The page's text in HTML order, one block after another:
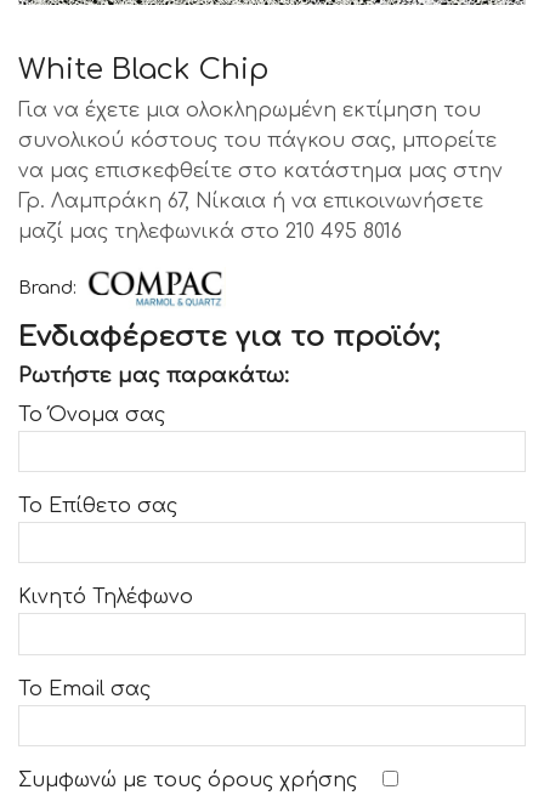
White Black Chip
Για να έχετε μια ολοκληρωμένη εκτίμηση του
συνολικού κόστους του πάγκου σας, μπορείτε
να μας επισκεφθείτε στο κατάστημα μας στην
Γρ. Λαμπράκη 67, Νίκαια ή να επικοινωνήσετε
μαζί μας τηλεφωνικά στο 210 495 8016
Brand:
Ενδιαφέρεστε για το προϊόν;
Ρωτήστε μας παρακάτω:
Το Όνομα σας
Το Επίθετο σας
Κινητό Τηλέφωνο
Το Email σας
Συμφωνώ με τους όρους χρήσης